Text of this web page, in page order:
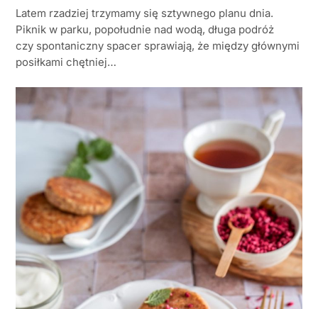
Latem rzadziej trzymamy się sztywnego planu dnia.
Piknik w parku, popołudnie nad wodą, długa podróż
czy spontaniczny spacer sprawiają, że między głównymi
posiłkami chętniej…